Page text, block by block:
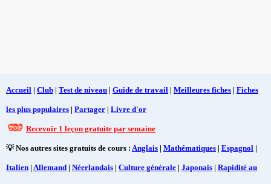
Accueil | Club | Test de niveau | Guide de travail | Meilleures fiches | Fiches
les plus populaires | Partager | Livre d'or
Recevoir 1 leçon gratuite par semaine
💡 Nos autres sites gratuits de cours : Anglais | Mathématiques | Espagnol |
Italien | Allemand | Néerlandais | Culture générale | Japonais | Rapidité au